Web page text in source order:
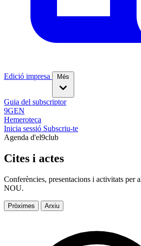
Edició impresa Més
Guia del subscriptor
9GEN
Hemeroteca
Inicia sessió Subscriu-te
Agenda d'el9club
Cites i actes
Conferències, presentacions i activitats per
NOU.
Pròximes Arxiu